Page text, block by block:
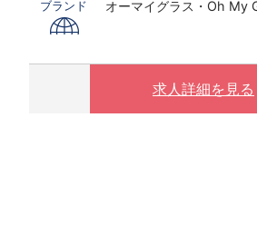
残業時間は、11～12時間
【月給例 2023年7月度実
ブランド オーマイグラス・Oh My
求人詳細を見る